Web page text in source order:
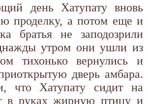
день Хатупату вновь
проделку, а потом еще и
братья не заподозрили
утром они ушли из
тихонько вернулись и
дверь амбара.
что Хатупату сидит на
в руках жирную птицу и